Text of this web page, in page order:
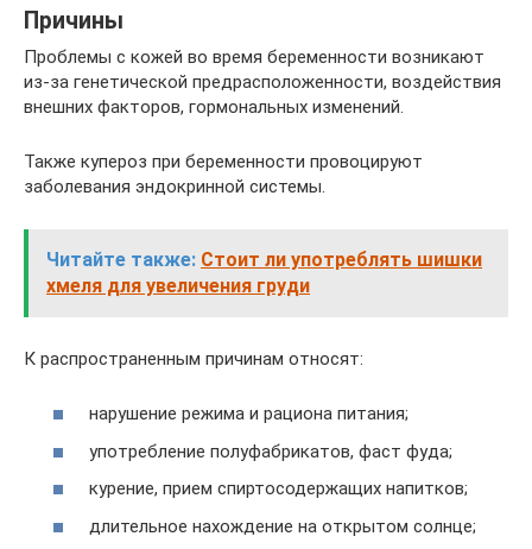
Причины
Проблемы с кожей во время беременности возникают
из-за генетической предрасположенности, воздействия
внешних факторов, гормональных изменений.
Также купероз при беременности провоцируют
заболевания эндокринной системы.
Читайте также: Стоит ли употреблять шишки
хмеля для увеличения груди
К распространенным причинам относят:
нарушение режима и рациона питания;
употребление полуфабрикатов, фаст фуда;
курение, прием спиртосодержащих напитков;
длительное нахождение на открытом солнце;